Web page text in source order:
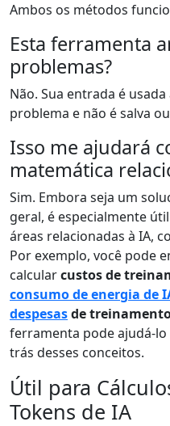
Ambos os métodos
Esta ferramenta
problemas?
Não. Sua entrada é
problema e não é salva
Isso me ajudará
matemática
Sim. Embora seja um
geral, é especialmente
áreas relacionadas à IA,
Por exemplo, você pode
calcularcustos de
consumo de energia de
despesasde
ferramenta pode ajudá-
trás desses conceitos.
Útil para
Tokens de IA